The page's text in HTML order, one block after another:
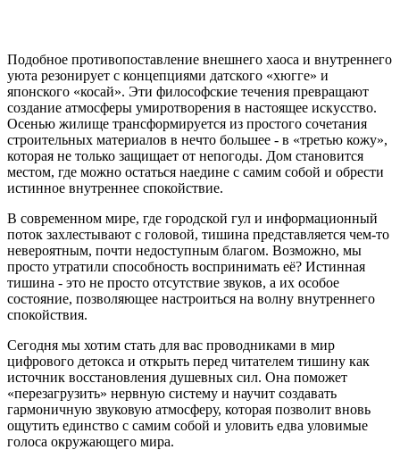
Подобное противопоставление внешнего хаоса и внутреннего
уюта резонирует с концепциями датского «хюгге» и
японского «косай». Эти философские течения превращают
создание атмосферы умиротворения в настоящее искусство.
Осенью жилище трансформируется из простого сочетания
строительных материалов в нечто большее - в «третью кожу»,
которая не только защищает от непогоды. Дом становится
местом, где можно остаться наедине с самим собой и обрести
истинное внутреннее спокойствие.
В современном мире, где городской гул и информационный
поток захлестывают с головой, тишина представляется чем-то
невероятным, почти недоступным благом. Возможно, мы
просто утратили способность воспринимать её? Истинная
тишина - это не просто отсутствие звуков, а их особое
состояние, позволяющее настроиться на волну внутреннего
спокойствия.
Сегодня мы хотим стать для вас проводниками в мир
цифрового детокса и открыть перед читателем тишину как
источник восстановления душевных сил. Она поможет
«перезагрузить» нервную систему и научит создавать
гармоничную звуковую атмосферу, которая позволит вновь
ощутить единство с самим собой и уловить едва уловимые
голоса окружающего мира.